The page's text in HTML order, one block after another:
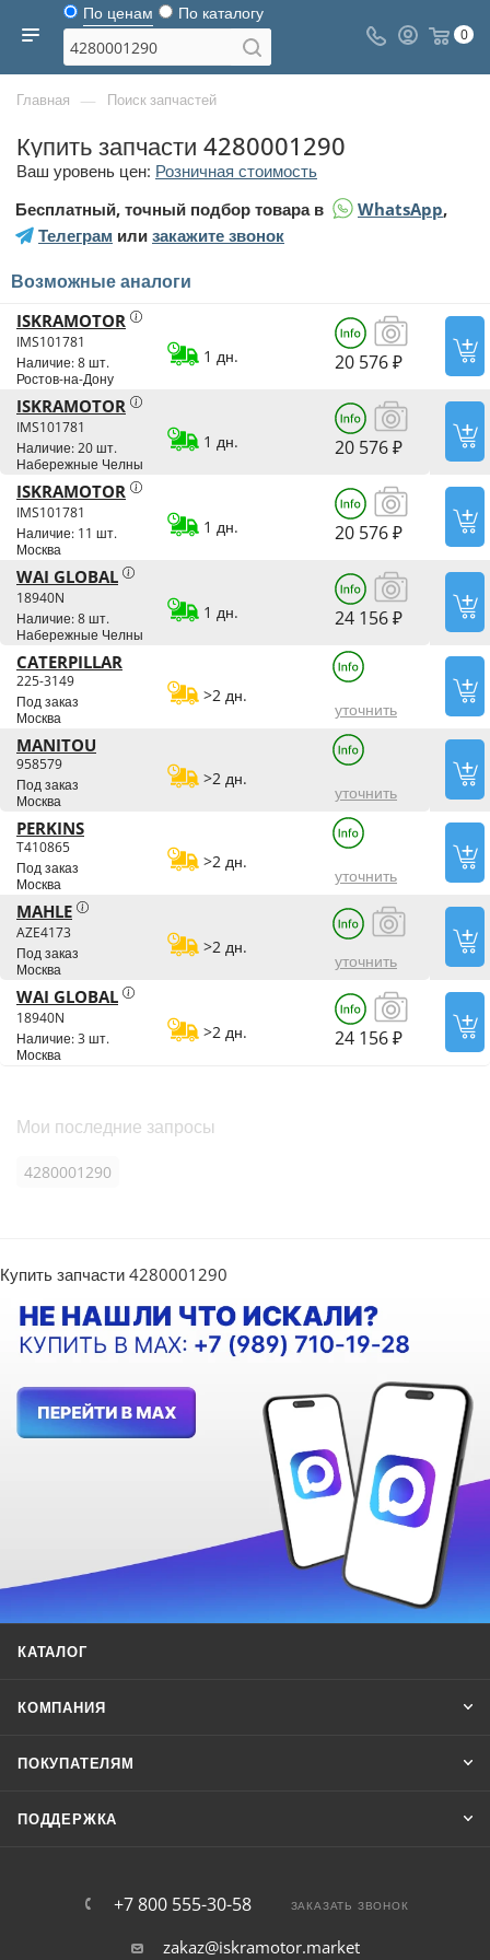
По ценам По каталогу
0
Главная — Поиск запчастей
Купить запчасти 4280001290
Ваш уровень цен: Розничная стоимость
Бесплатный, точный подбор товара в
WhatsApp,
Телеграм или закажите звонок
Возможные аналоги
ISKRAMOTOR
IMS101781
Наличие: 8 шт.
Ростов-на-Дону
1 дн. 20 576 ₽
ISKRAMOTOR
IMS101781
Наличие: 20 шт.
Набережные Челны
1 дн. 20 576 ₽
ISKRAMOTOR
IMS101781
Наличие: 11 шт.
Москва
1 дн. 20 576 ₽
WAI GLOBAL
18940N
Наличие: 8 шт.
Набережные Челны
1 дн. 24 156 ₽
CATERPILLAR
225-3149
Под заказ
Москва
>2 дн.
уточнить
MANITOU
958579
Под заказ
Москва
>2 дн.
уточнить
PERKINS
T410865
Под заказ
Москва
>2 дн.
уточнить
MAHLE
AZE4173
Под заказ
Москва
>2 дн.
уточнить
WAI GLOBAL
18940N
Наличие: 3 шт.
Москва
>2 дн. 24 156 ₽
Мои последние запросы
4280001290
Купить запчасти 4280001290
КАТАЛОГ
КОМПАНИЯ
ПОКУПАТЕЛЯМ
ПОДДЕРЖКА
+7 800 555-30-58 ЗАКАЗАТЬ ЗВОНОК
zakaz@iskramotor.market